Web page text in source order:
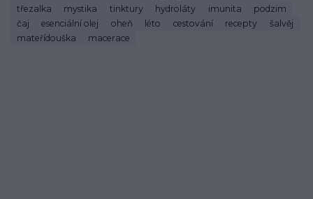
třezalka
mystika tinktury hydroláty imunita
podzim
čaj
esenciální olej oheň léto cestování recepty
šalvěj
mateřídouška
macerace